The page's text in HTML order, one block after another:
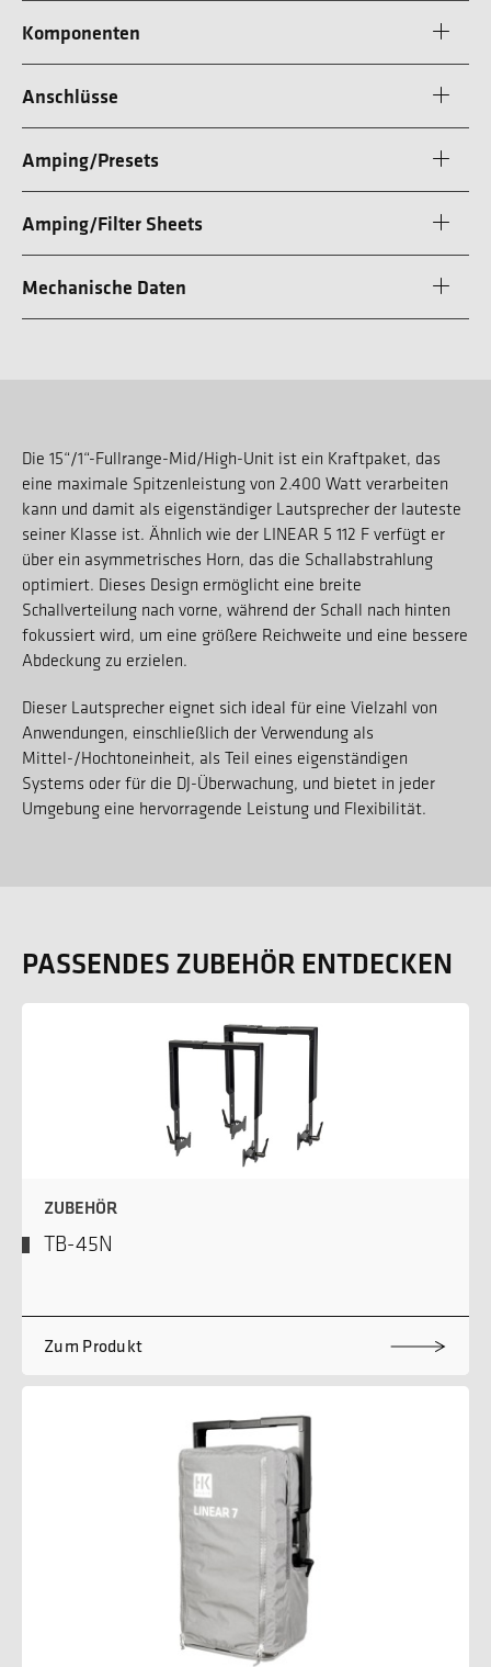
Komponenten
Anschlüsse
Amping/Presets
Amping/Filter Sheets
Mechanische Daten
Die 15“/1“-Fullrange-Mid/High-Unit ist ein Kraftpaket, das
eine maximale Spitzenleistung von 2.400 Watt verarbeiten
kann und damit als eigenständiger Lautsprecher der lauteste
seiner Klasse ist. Ähnlich wie der LINEAR 5 112 F verfügt er
über ein asymmetrisches Horn, das die Schallabstrahlung
optimiert. Dieses Design ermöglicht eine breite
Schallverteilung nach vorne, während der Schall nach hinten
fokussiert wird, um eine größere Reichweite und eine bessere
Abdeckung zu erzielen.
Dieser Lautsprecher eignet sich ideal für eine Vielzahl von
Anwendungen, einschließlich der Verwendung als
Mittel-/Hochtoneinheit, als Teil eines eigenständigen
Systems oder für die DJ-Überwachung, und bietet in jeder
Umgebung eine hervorragende Leistung und Flexibilität.
PASSENDES ZUBEHÖR ENTDECKEN
ZUBEHÖR
TB-45N
Zum Produkt